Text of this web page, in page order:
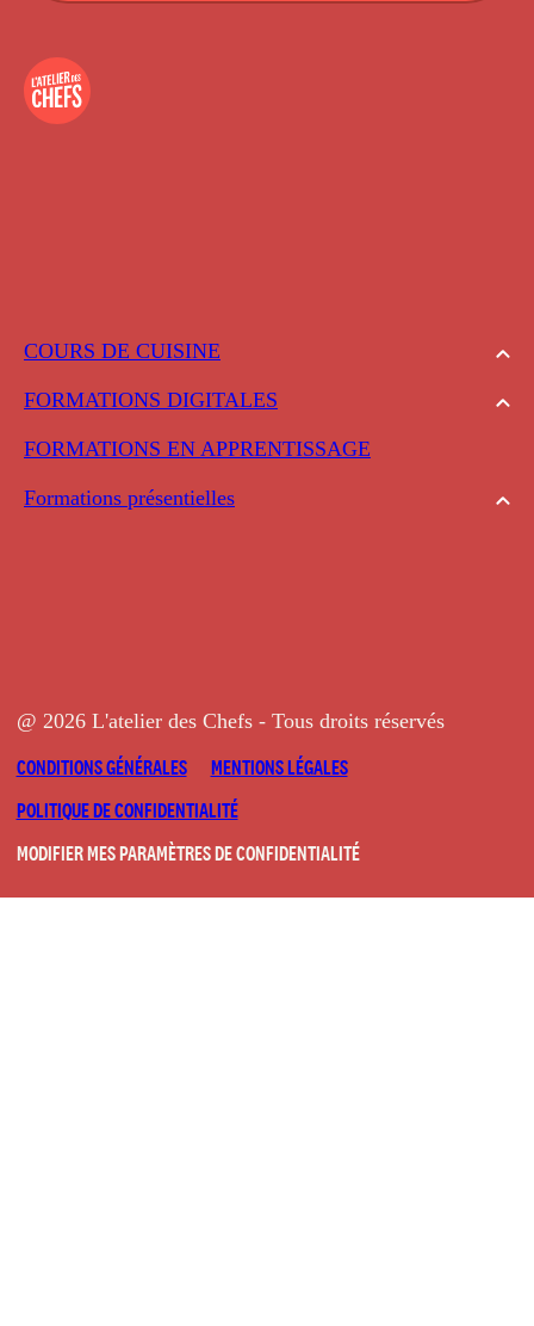
COURS DE CUISINE
FORMATIONS DIGITALES
FORMATIONS EN APPRENTISSAGE
Formations présentielles
@ 2026 L'atelier des Chefs - Tous droits réservés
CONDITIONS GÉNÉRALES
MENTIONS LÉGALES
POLITIQUE DE CONFIDENTIALITÉ
MODIFIER MES PARAMÈTRES DE CONFIDENTIALITÉ